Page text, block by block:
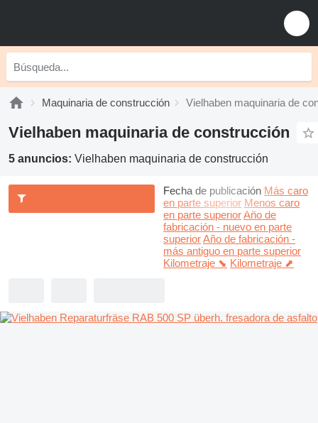
Maquinaria de construcción Vielhaben maquinaria de
Vielhaben maquinaria de construcción
5 anuncios: Vielhaben maquinaria de construcción
Fecha de publicación Más caro
en parte superior Menos caro
en parte superiorAño de
fabricación - nuevo en parte
superiorAño de fabricación -
más antiguo en parte superior
Kilometraje ⬊ Kilometraje ⬈